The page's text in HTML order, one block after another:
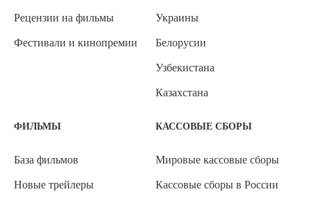
Рецензии на фильмы
Фестивали и кинопремии
Украины
Белорусии
Узбекистана
Казахстана
ФИЛЬМЫ
База фильмов
Новые трейлеры
КАССОВЫЕ СБОРЫ
Мировые кассовые сборы
Кассовые сборы в России